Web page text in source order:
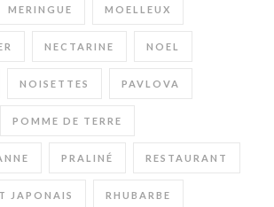
MERINGUE MOELLEUX
NECTARINE NOEL
NOISETTES PAVLOVA
POMME DE TERRE
PRALINÉ RESTAURANT
JAPONAIS RHUBARBE